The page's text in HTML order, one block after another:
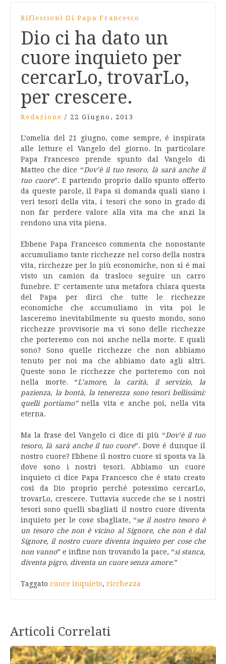
Riflessioni Di Papa Francesco
Dio ci ha dato un
cuore inquieto per
cercarLo, trovarLo,
per crescere.
Redazione / 22 Giugno, 2013
L’omelia del 21 giugno, come sempre, é inspirata
alle letture el Vangelo del giorno. In particolare
Papa Francesco prende spunto dal Vangelo di
Matteo che dice “Dov’è il tuo tesoro, là sarà anche il
tuo cuore”. E partendo proprio dallo spunto offerto
da queste parole, il Papa si domanda quali siano i
veri tesori della vita, i tesori che sono in grado di
non far perdere valore alla vita ma che anzi la
rendono una vita piena.
Ebbene Papa Francesco commenta che nonostante
accumuliamo tante ricchezze nel corso della nostra
vita, ricchezze per lo più economiche, non si é mai
visto un camion da trasloco seguire un carro
funebre. E’ certamente una metafora chiara questa
del Papa per dirci che tutte le ricchezze
economiche che accumuliamo in vita poi le
lasceremo inevitabilmente su questo mondo, sono
ricchezze provvisorie ma vi sono delle ricchezze
che porteremo con noi anche nella morte. E quali
sono? Sono quelle ricchezze che non abbiamo
tenuto per noi ma che abbiamo dato agli altri.
Queste sono le ricchezze che porteremo con noi
nella morte. “L’amore, la carità, il servizio, la
pazienza, la bontà, la tenerezza sono tesori bellissimi:
quelli portiamo” nella vita e anche poi, nella vita
eterna.
Ma la frase del Vangelo ci dice di più “Dov’è il tuo
tesoro, là sarà anche il tuo cuore”. Dove é dunque il
nostro cuore? Ebbene il nostro cuore si sposta va là
dove sono i nostri tesori. Abbiamo un cuore
inquieto ci dice Papa Francesco che é stato creato
così da Dio proprio perché potessimo cercarLo,
trovarLo, crescere. Tuttavia succede che se i nostri
tesori sono quelli sbagliati il nostro cuore diventa
inquieto per le cose sbagliate, “se il nostro tesoro è
un tesoro che non è vicino al Signore, che non è dal
Signore, il nostro cuore diventa inquieto per cose che
non vanno” e infine non trovando la pace, “si stanca,
diventa pigro, diventa un cuore senza amore.”
Taggato cuore inquieto, ricchezza
Articoli Correlati